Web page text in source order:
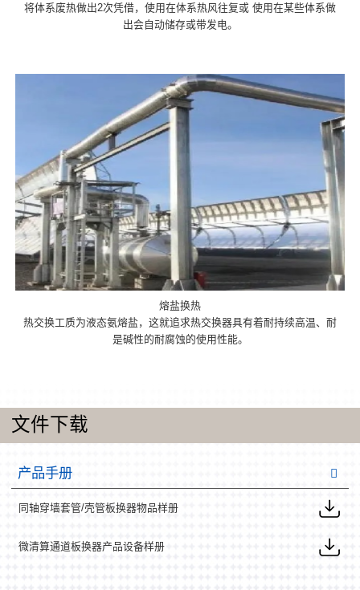
将体系废热做出2次凭借，使用在体系热风往复或 使用在某些体系做
出会自动储存或带发电。
熔盐换热
热交换工质为液态氨熔盐，这就追求热交换器具有着耐持续高温、耐
是碱性的耐腐蚀的使用性能。
文件下载
产品手册
同轴穿墙套管/壳管板换器物品样册
微清算通道板换器产品设备样册